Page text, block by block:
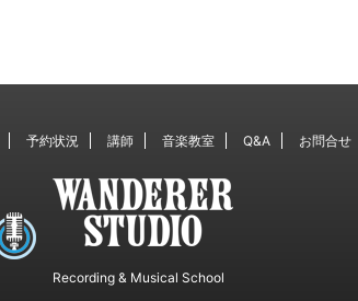
予約状況 講師 音楽教室 Q&A お問合せ
Recording & Musical School